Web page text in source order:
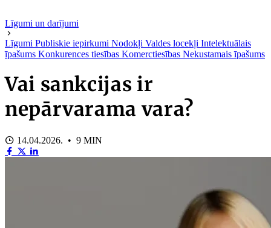
Līgumi un darījumi
Līgumi Publiskie iepirkumi Nodokļi Valdes locekļi Intelektuālais
īpašums Konkurences tiesības Komerctiesības Nekustamais īpašums
Vai sankcijas ir
nepārvarama vara?
14.04.2026. • 9 MIN